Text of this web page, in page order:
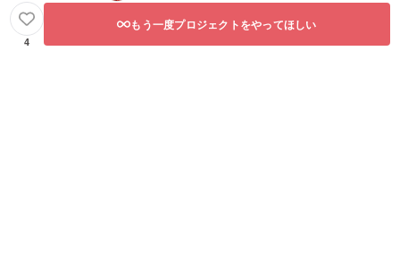
4
もう一度プロジェクトをやってほしい